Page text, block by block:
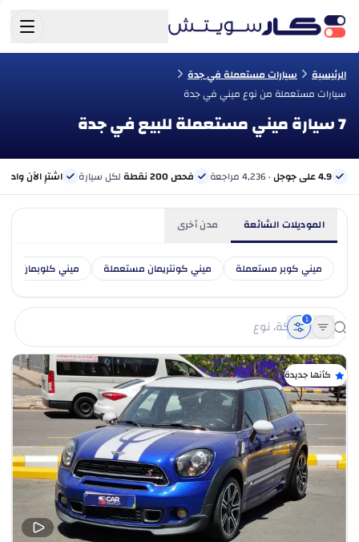
الرئيسية
سيارات مستعملة في جدة
سيارات مستعملة من نوع ميني في جدة
7 سيارة ميني مستعملة للبيع في جدة
4.9 على جوجل · 4,236 مراجعة فحص 200 نقطة لكل سيارة اشترِ الآن
الموديلات الشائعة مدن أخرى
ميني كوبر مستعملة ميني كونتريمان مستعملة ميني كلوبمان
1
كأنها جديدة